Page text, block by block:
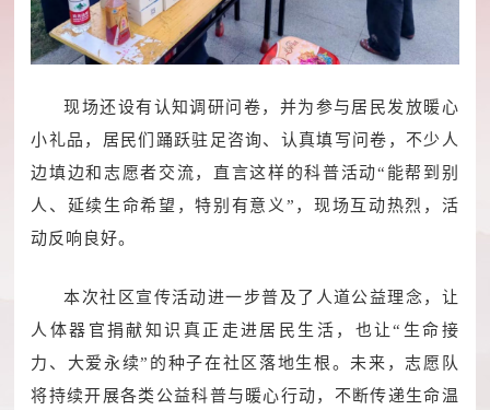
现场还设有认知调研问卷，并为参与居民发放暖心
小礼品，居民们踊跃驻足咨询、认真填写问卷，不少人
边填边和志愿者交流，直言这样的科普活动“能帮到别
人、延续生命希望，特别有意义”，现场互动热烈，活
动反响良好。
本次社区宣传活动进一步普及了人道公益理念，让
人体器官捐献知识真正走进居民生活，也让“生命接
力、大爱永续”的种子在社区落地生根。未来，志愿队
将持续开展各类公益科普与暖心行动，不断传递生命温